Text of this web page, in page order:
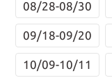
08/28-08/30
09/18-09/20
10/09-10/11